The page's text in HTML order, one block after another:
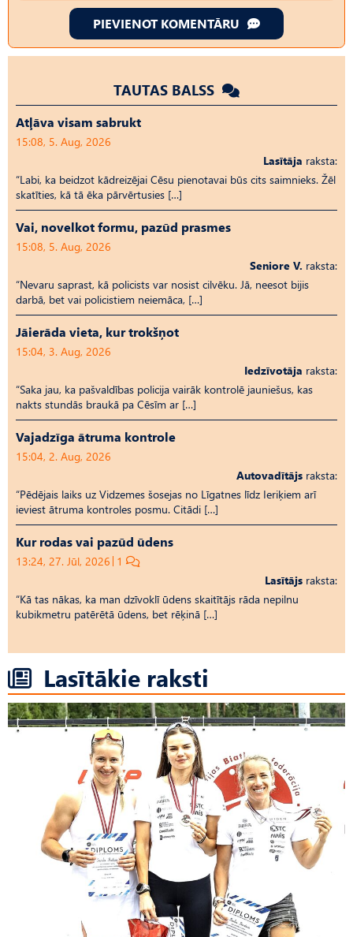
PIEVIENOT KOMENTĀRU
TAUTAS BALSS
Atļāva visam sabrukt
15:08, 5. Aug, 2026
Lasītāja raksta:
“Labi, ka beidzot kādreizējai Cēsu pienotavai būs cits saimnieks. Žēl
skatīties, kā tā ēka pārvērtusies […]
Vai, novelkot formu, pazūd prasmes
15:08, 5. Aug, 2026
Seniore V. raksta:
“Nevaru saprast, kā policists var nosist cilvēku. Jā, neesot bijis
darbā, bet vai policistiem neiemāca, […]
Jāierāda vieta, kur trokšņot
15:04, 3. Aug, 2026
Iedzīvotāja raksta:
“Saka jau, ka pašvaldības policija vairāk kontrolē jauniešus, kas
nakts stundās braukā pa Cēsīm ar […]
Vajadzīga ātruma kontrole
15:04, 2. Aug, 2026
Autovadītājs raksta:
“Pēdējais laiks uz Vid­ze­mes šosejas no Līgatnes līdz Ieriķiem arī
ieviest ātruma kontroles posmu. Citādi […]
Kur rodas vai pazūd ūdens
13:24, 27. Jūl, 2026 1
Lasītājs raksta:
“Kā tas nākas, ka man dzīvoklī ūdens skaitītājs rāda nepilnu
kubikmetru patērētā ūdens, bet rēķinā […]
Lasītākie raksti